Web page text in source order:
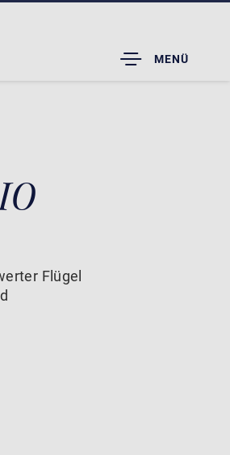
TOGGLE
DROPDOWN
MENÜ
Flügel